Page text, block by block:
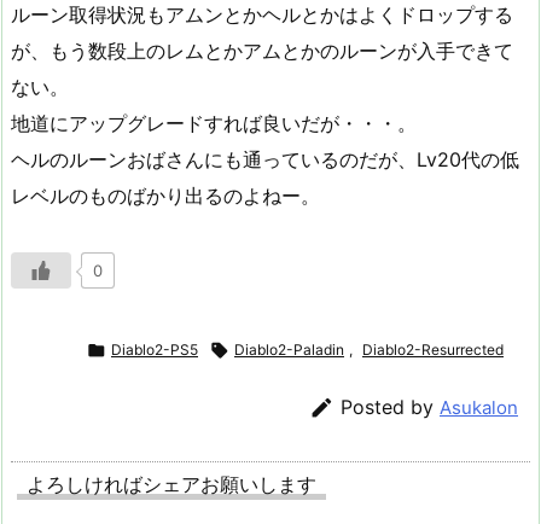
ルーン取得状況もアムンとかヘルとかはよくドロップする
が、もう数段上のレムとかアムとかのルーンが入手できて
ない。
地道にアップグレードすれば良いだが・・・。
ヘルのルーンおばさんにも通っているのだが、Lv20代の低
レベルのものばかり出るのよねー。
0
 Diablo2-PS5  Diablo2-Paladin , Diablo2-Resurrected
 Posted by Asukalon
よろしければシェアお願いします